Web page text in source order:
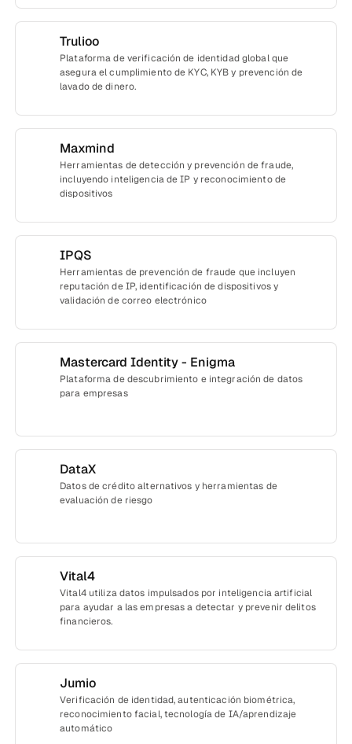
Trulioo
Plataforma de verificación de identidad global que
asegura el cumplimiento de KYC, KYB y prevención de
lavado de dinero.
Maxmind
Herramientas de detección y prevención de fraude,
incluyendo inteligencia de IP y reconocimiento de
dispositivos
IPQS
Herramientas de prevención de fraude que incluyen
reputación de IP, identificación de dispositivos y
validación de correo electrónico
Mastercard Identity - Enigma
Plataforma de descubrimiento e integración de datos
para empresas
DataX
Datos de crédito alternativos y herramientas de
evaluación de riesgo
Vital4
Vital4 utiliza datos impulsados por inteligencia artificial
para ayudar a las empresas a detectar y prevenir delitos
financieros.
Jumio
Verificación de identidad, autenticación biométrica,
reconocimiento facial, tecnología de IA/aprendizaje
automático